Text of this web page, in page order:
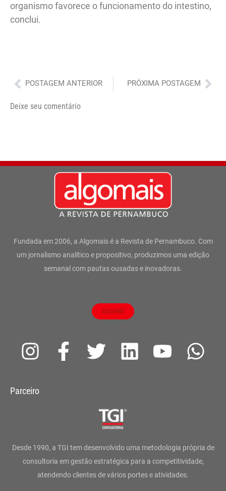
organismo favorece o funcionamento do intestino,
conclui.
Anterior
POSTAGEM ANTERIOR PRÓXIMA POSTAGEM
Deixe seu comentário
Fundada em 2006, a Algomais é a Revista de Pernambuco. Com
um jornalismo analítico e propositivo, produzimos uma edição
semanal com pautas ousadas e inovadoras.
ASSINE
I
s
g
r
a
F
a
o
o
k
T
t
e
r
L
d
i
n
Y
b
e
W
a
p
Parceiro
Desde 1990, a TGI tem desenvolvido uma metodologia própria de
consultoria em gestão estratégica para a competitividade,
atendendo clientes de vários portes e atividades.